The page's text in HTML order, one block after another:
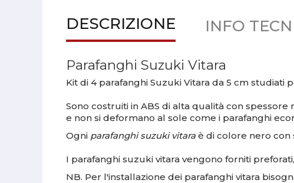
DESCRIZIONE INFO
Parafanghi Suzuki Vitara
Kit di 4 parafanghi Suzuki Vitara da 5 cm studiati
Sono costruiti in ABS di alta qualità con
e non si deformano al sole come i parafanghi
Ogni parafanghi suzuki vitara è di colore nero con
I parafanghi suzuki vitara vengono forniti
NB. Per l'installazione dei parafanghi vitara